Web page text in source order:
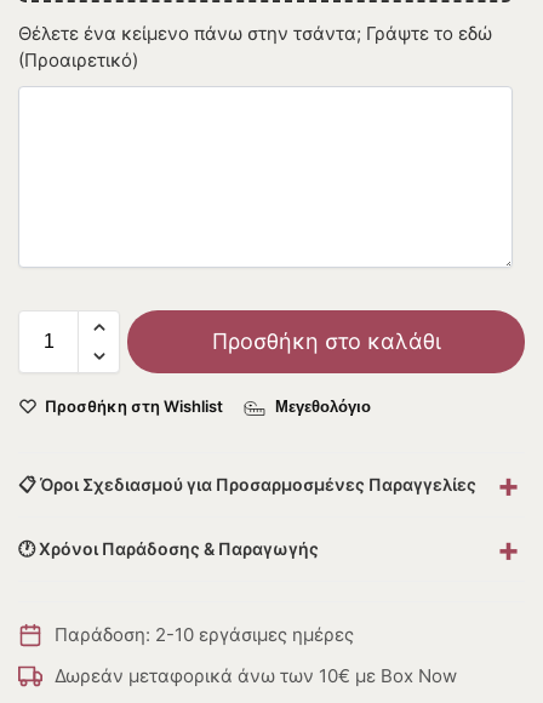
Θέλετε ένα κείμενο πάνω στην τσάντα; Γράψτε το εδώ
(Προαιρετικό)
Προσθήκη στο καλάθι
Προσθήκη στη Wishlist Μεγεθολόγιο
📋 Όροι Σχεδιασμού για Προσαρμοσμένες Παραγγελίες +
🕐 Χρόνοι Παράδοσης & Παραγωγής +
Παράδοση: 2-10 εργάσιμες ημέρες
Δωρεάν μεταφορικά άνω των 10€ με Box Now